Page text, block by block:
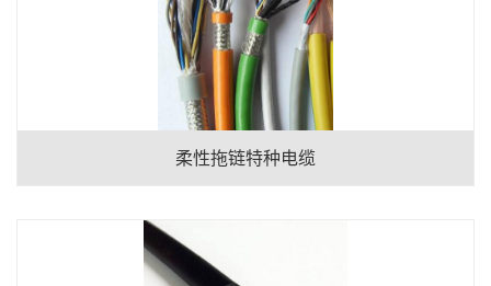
柔性拖链特种电缆